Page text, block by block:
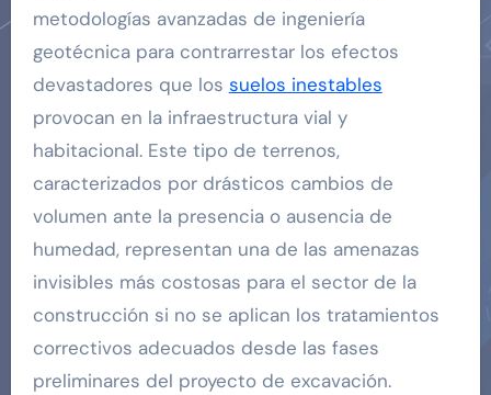
metodologías avanzadas de ingeniería
geotécnica para contrarrestar los efectos
devastadores que los suelos inestables
provocan en la infraestructura vial y
habitacional. Este tipo de terrenos,
caracterizados por drásticos cambios de
volumen ante la presencia o ausencia de
humedad, representan una de las amenazas
invisibles más costosas para el sector de la
construcción si no se aplican los tratamientos
correctivos adecuados desde las fases
preliminares del proyecto de excavación.